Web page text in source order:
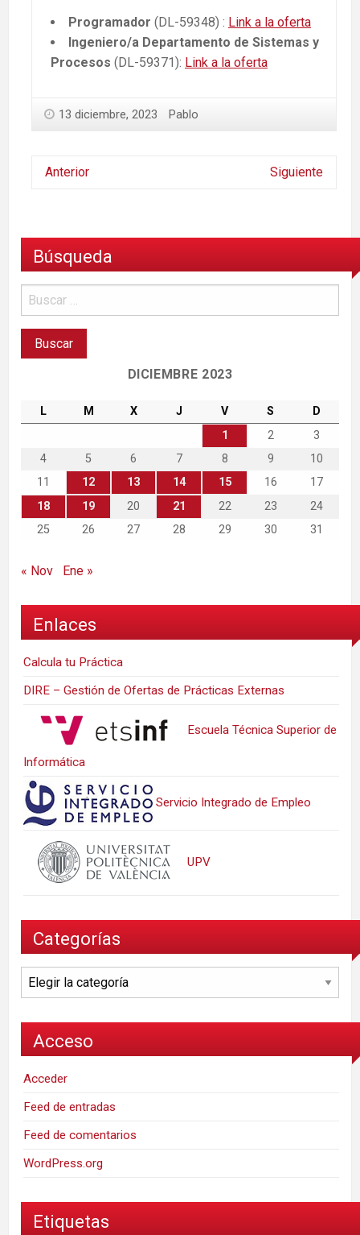
Programador (DL-59348) : Link a la oferta
Ingeniero/a Departamento de Sistemas y
Procesos (DL-59371): Link a la oferta
13 diciembre, 2023 Pablo
Anterior Siguiente
Búsqueda
DICIEMBRE 2023
L M X J V S
D
1
2
3
4
5 6 7 8 9
10
11
12 13 14 15 16
17
18
19 20 21 22 23
24
25
26 27 28 29 30 31
« Nov Ene »
Enlaces
Calcula tu Práctica
DIRE – Gestión de Ofertas de Prácticas Externas
Escuela Técnica Superior de
Informática
Servicio Integrado de Empleo
UPV
Categorías
Categorías
Acceso
Acceder
Feed de entradas
Feed de comentarios
WordPress.org
Etiquetas